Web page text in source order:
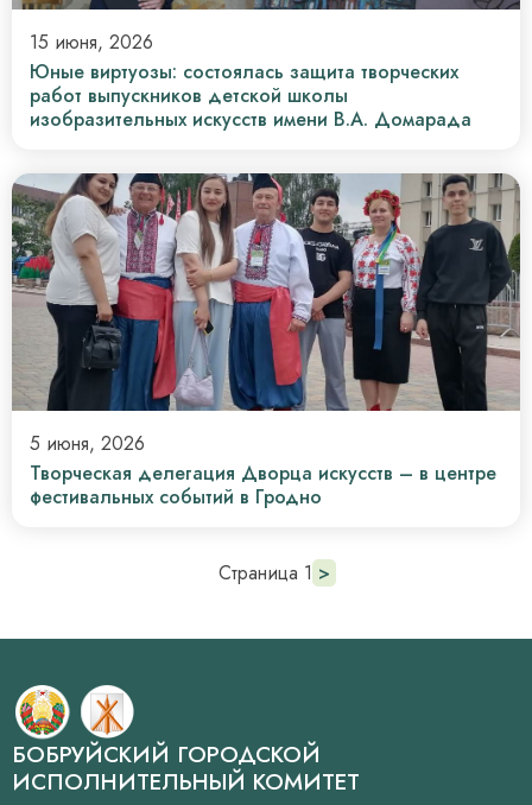
15 июня, 2026
Юные виртуозы: состоялась защита творческих
работ выпускников детской школы
изобразительных искусств имени В.А. Домарада
5 июня, 2026
Творческая делегация Дворца искусств – в центре
фестивальных событий в Гродно
Страница 1 Следующая
>
БОБРУЙСКИЙ ГОРОДСКОЙ
ИСПОЛНИТЕЛЬНЫЙ КОМИТЕТ